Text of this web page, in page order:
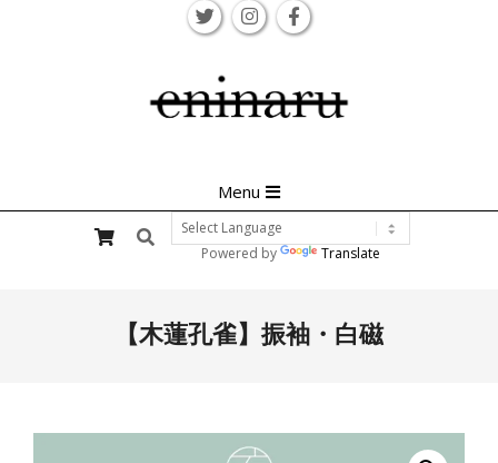
Navigation
Menu
Search
Powered by
Translate
【木蓮孔雀】振袖・白磁